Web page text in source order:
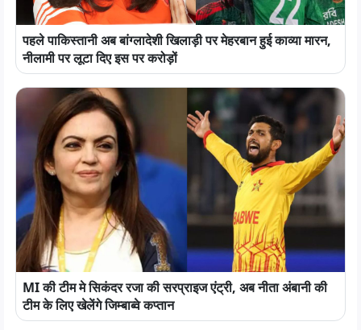
पहले पाकिस्तानी अब बांग्लादेशी खिलाड़ी पर मेहरबान हुई काव्या मारन,
नीलामी पर लूटा दिए इस पर करोड़ों
MI की टीम मे सिकंदर रजा की सरप्राइज एंट्री, अब नीता अंबानी की
टीम के लिए खेलेंगे जिम्बाब्वे कप्तान